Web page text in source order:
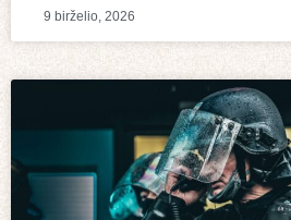
9 birželio, 2026